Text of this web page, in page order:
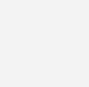
und
zentraler Treffpunkt. Wir
zum 25. Mal als
Jahren für echten Dialog